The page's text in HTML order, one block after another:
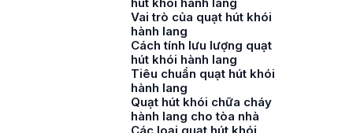
Vai trò của quạt hút khói
hành lang
Cách tính lưu lượng quạt
hút khói hành lang
Tiêu chuẩn quạt hút khói
hành lang
Quạt hút khói chữa cháy
hành lang cho tòa nhà